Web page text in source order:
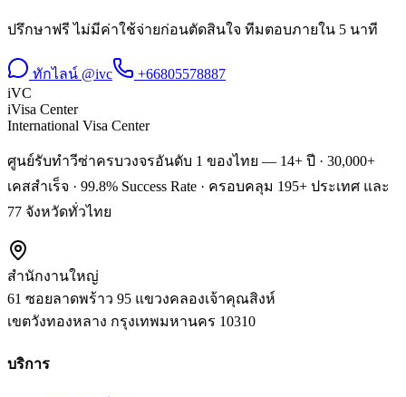
ปรึกษาฟรี ไม่มีค่าใช้จ่ายก่อนตัดสินใจ ทีมตอบภายใน 5 นาที
ทักไลน์ @ivc
+66805578887
iVC
iVisa Center
International Visa Center
ศูนย์รับทำวีซ่าครบวงจรอันดับ 1 ของไทย — 14+ ปี · 30,000+
เคสสำเร็จ · 99.8% Success Rate · ครอบคลุม 195+ ประเทศ และ
77 จังหวัดทั่วไทย
สำนักงานใหญ่
61 ซอยลาดพร้าว 95 แขวงคลองเจ้าคุณสิงห์
เขตวังทองหลาง กรุงเทพมหานคร 10310
บริการ